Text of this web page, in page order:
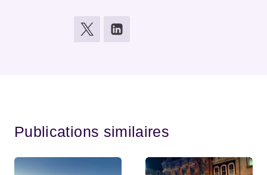
Publications similaires